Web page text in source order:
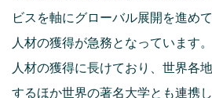
ビスを軸にグローバル展開を進め
人材の獲得が急務となっています
人材の獲得に長けており、世界各
するほか世界の著名大学とも連携し